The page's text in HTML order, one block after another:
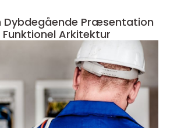
Dybdegående Præsentation
Arkitektur